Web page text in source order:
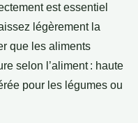
est essentiel
légèrement la
que les aliments
selon l’aliment : haute
pour les légumes ou